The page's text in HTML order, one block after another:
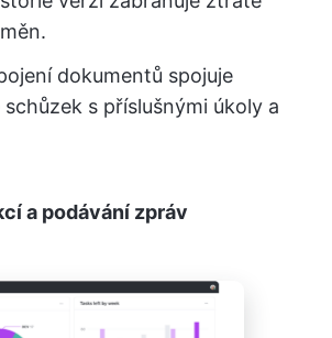
dokumentů spojuje
s příslušnými úkoly a
a podávání zpráv